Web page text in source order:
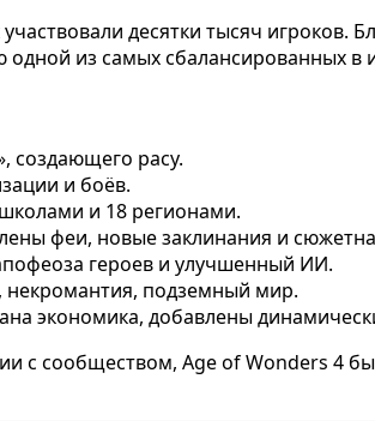
десятки тысяч игроков.
из самых сбалансированных в
создающего расу.
и боёв.
и 18 регионами.
феи, новые заклинания и
героев и улучшенный ИИ.
подземный мир.
экономика, добавлены
с сообществом, Age of Wonders 4